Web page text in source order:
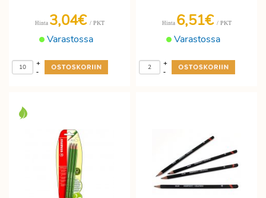
Varastossa
Hinta 3,04€ / PKT
-
+
Varastossa
Hinta 6,51€ / PKT
-
+